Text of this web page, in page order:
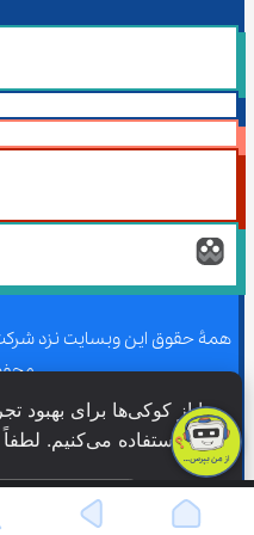
همۀ حقوق این وبسایت نزد
همۀ حقوق این وبسایت نزد
محفوظ است.
ما از کوکی‌ها برای
استفاده می‌کنیم. لطفاً رضایت خود را اعلام کنید.
فقط ضروری